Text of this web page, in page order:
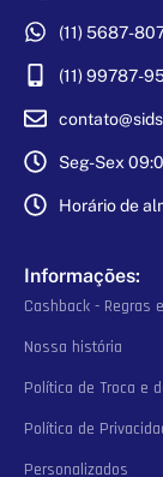
(11) 5687-
(11) 99787-
Seg-Sex
Horário de
Informações:
Cashback - Regras
Nossa história
Política de Troca e
Política de
Personalizados